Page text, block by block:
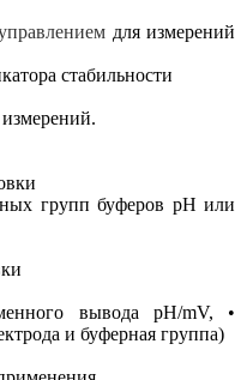
для измерений
стабильности
групп буферов рН или
вывода pH/mV, •
и буферная группа)